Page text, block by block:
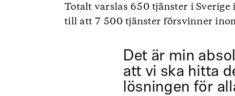
Totalt varslas 650 tjänster i
till att 7 500 tjänster försvinner
Det är min
att vi ska hitta
lösningen för